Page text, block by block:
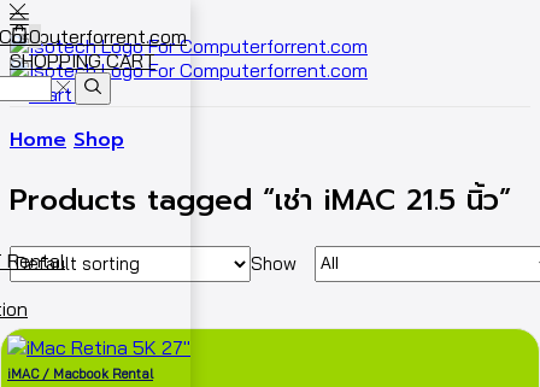
Rental
Cart 0
0
SHOPPING CART
Home Shop
Products tagged “เช่า iMAC 21.5 นิ้ว”
Show
iMAC / Macbook Rental